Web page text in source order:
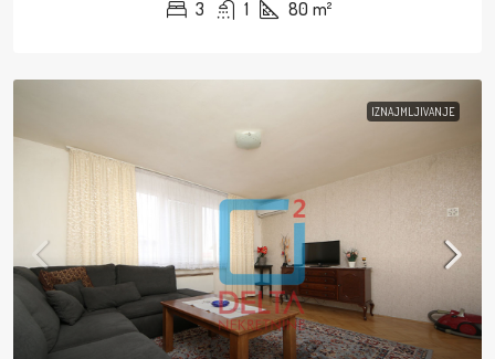
3 1 80 m²
IZNAJMLJIVANJE